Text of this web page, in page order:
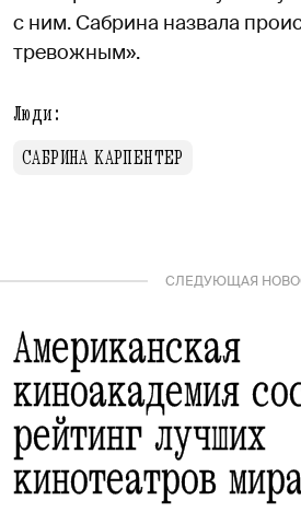
с ним. Сабрина назвала
тревожным».
Люди:
САБРИНА КАРПЕНТЕР
СЛЕДУЮЩАЯ
Американская
киноакадемия
рейтинг лучших
кинотеатров